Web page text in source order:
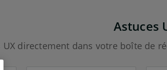
Astuces
UX directement dans votre boîte de